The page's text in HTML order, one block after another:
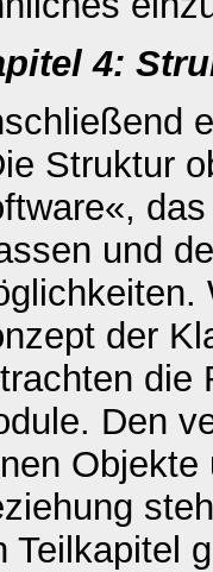
4:
Struktur
und
der
die
Den
Objekte
Teilkapitel